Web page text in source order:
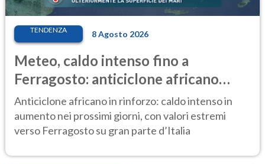
TENDENZA 8 Agosto 2026
Meteo, caldo intenso fino a
Ferragosto: anticiclone africano
ancora protagonista
Anticiclone africano in rinforzo: caldo intenso in
aumento nei prossimi giorni, con valori estremi
verso Ferragosto su gran parte d’Italia